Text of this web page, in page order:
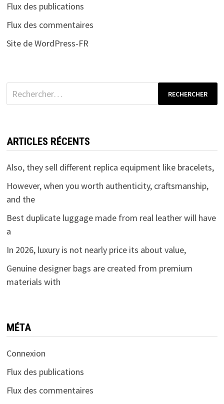
Flux des publications
Flux des commentaires
Site de WordPress-FR
Rechercher :
ARTICLES RÉCENTS
Also, they sell different replica equipment like bracelets,
However, when you worth authenticity, craftsmanship,
and the
Best duplicate luggage made from real leather will have
a
In 2026, luxury is not nearly price its about value,
Genuine designer bags are created from premium
materials with
MÉTA
Connexion
Flux des publications
Flux des commentaires